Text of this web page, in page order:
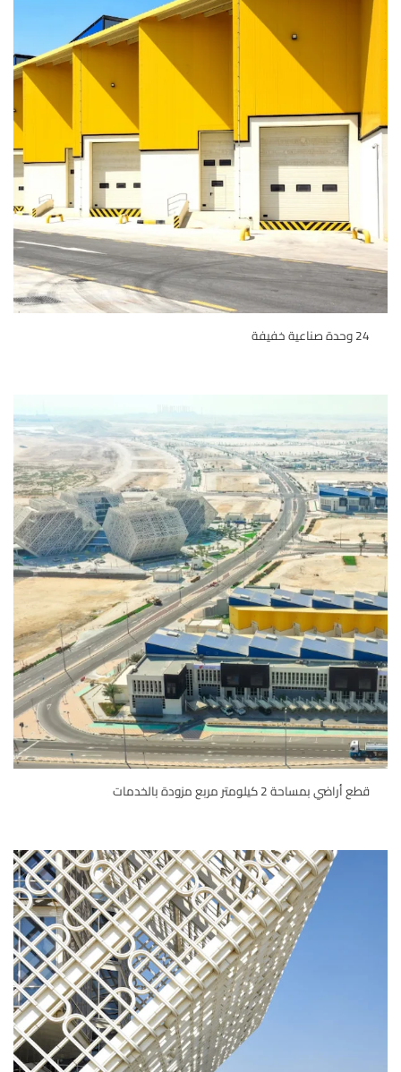
24 وحدة صناعية خفيفة
قطع أراضي بمساحة 2 كيلومتر مربع مزودة بالخدمات